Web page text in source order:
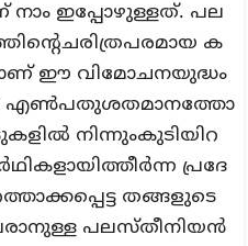
നാം ഇപ്പോഴുള്ളത്. പല
ക
ഈ വിമോചനയുദ്ധം
എണ്‍പതുശതമാനത്തോ
നിന്നുംകുടിയിറ
പ്രദേ
തങ്ങളുടെ
പലസ്തീനിയന്‍